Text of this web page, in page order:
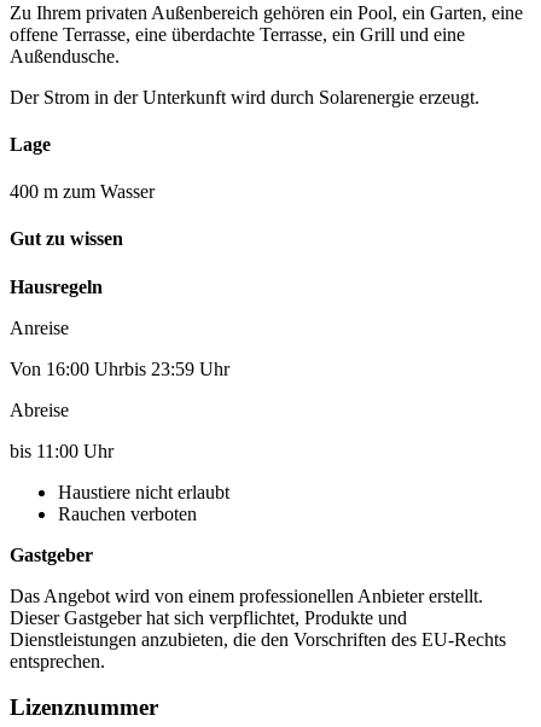
Zu Ihrem privaten Außenbereich gehören ein Pool, ein Garten, eine
offene Terrasse, eine überdachte Terrasse, ein Grill und eine
Außendusche.
Der Strom in der Unterkunft wird durch Solarenergie erzeugt.
Lage
400 m zum Wasser
Gut zu wissen
Hausregeln
Anreise
Von 16:00 Uhrbis 23:59 Uhr
Abreise
bis 11:00 Uhr
Haustiere nicht erlaubt
Rauchen verboten
Gastgeber
Das Angebot wird von einem professionellen Anbieter erstellt.
Dieser Gastgeber hat sich verpflichtet, Produkte und
Dienstleistungen anzubieten, die den Vorschriften des EU-Rechts
entsprechen.
Lizenznummer